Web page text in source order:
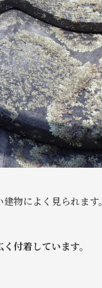
物によく見られます。
付着しています。